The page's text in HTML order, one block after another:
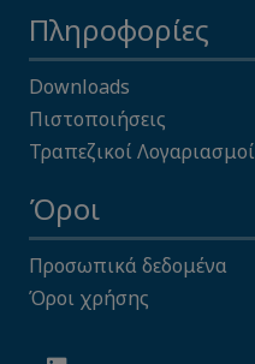
Πληροφορίες
Downloads
Πιστοποιήσεις
Τραπεζικοί Λογαριασμοί
Όροι
Προσωπικά δεδομένα
Όροι χρήσης